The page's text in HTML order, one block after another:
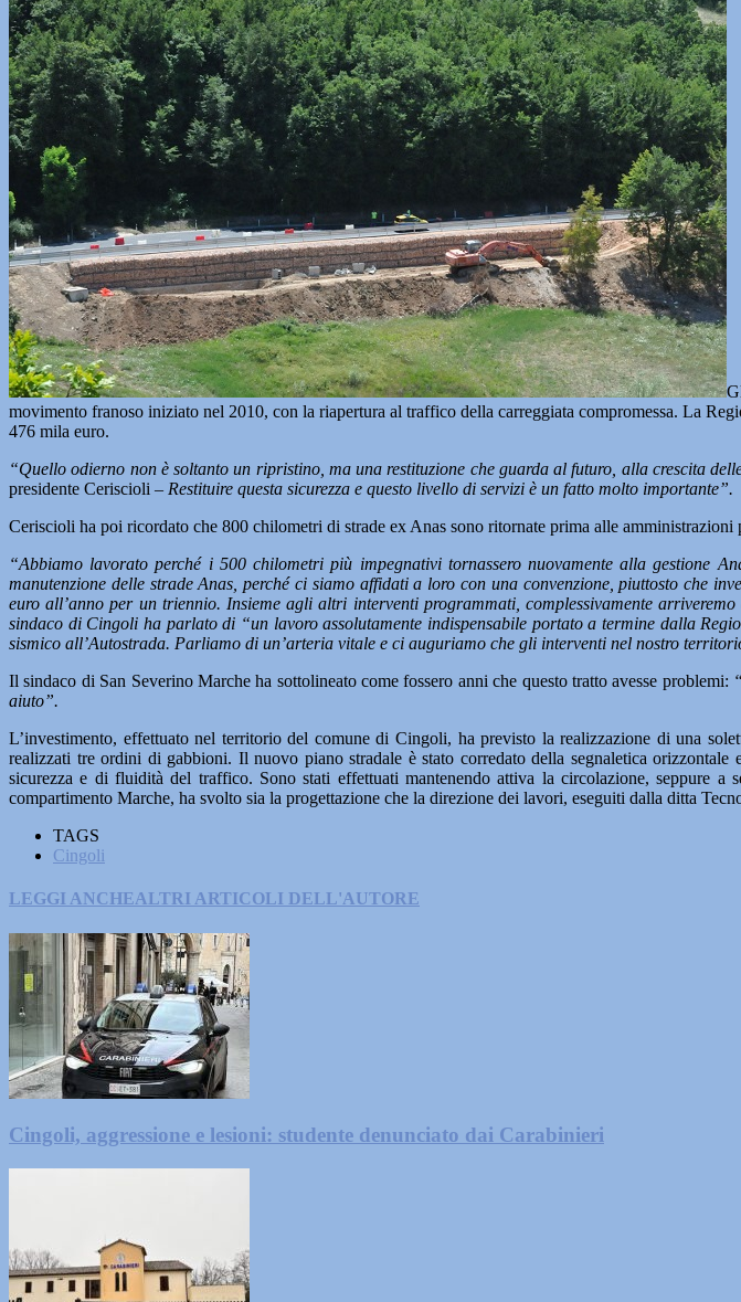
movimento franoso iniziato nel 2010, con la riapertura al traffico della carreggiata compromessa. La
476 mila euro.
“Quello odierno non è soltanto un ripristino, ma una restituzione che guarda al futuro, alla crescita
presidente Ceriscioli – Restituire questa sicurezza e questo livello di servizi è un fatto molto importante”.
Ceriscioli ha poi ricordato che 800 chilometri di strade ex Anas sono ritornate prima alle
“Abbiamo lavorato perché i 500 chilometri più impegnativi tornassero nuovamente alla gestione
manutenzione delle strade Anas, perché ci siamo affidati a loro con una convenzione, piuttosto che
euro all’anno per un triennio. Insieme agli altri interventi programmati, complessivamente
sindaco di Cingoli ha parlato di “un lavoro assolutamente indispensabile portato a termine dalla
sismico all’Autostrada. Parliamo di un’arteria vitale e ci auguriamo che gli interventi nel nostro
Il sindaco di San Severino Marche ha sottolineato come fossero anni che questo tratto avesse problemi:
aiuto”.
L’investimento, effettuato nel territorio del comune di Cingoli, ha previsto la realizzazione di una
realizzati tre ordini di gabbioni. Il nuovo piano stradale è stato corredato della segnaletica
sicurezza e di fluidità del traffico. Sono stati effettuati mantenendo attiva la circolazione, seppure
compartimento Marche, ha svolto sia la progettazione che la direzione dei lavori, eseguiti dalla ditta
TAGS
Cingoli
LEGGI ANCHEALTRI ARTICOLI DELL'AUTORE
Cingoli, aggressione e lesioni: studente denunciato dai Carabinieri